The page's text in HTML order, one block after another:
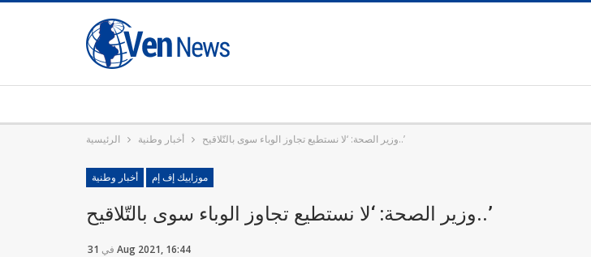
الرئيسية أخبار وطنية وزير الصحة: ‘لا نستطيع تجاوز الوباء سوى بالتّلاقيح..’
أخبار وطنية موزاييك إف إم
وزير الصحة: ‘لا نستطيع تجاوز الوباء سوى بالتّلاقيح..’
في 31 Aug 2021, 16:44